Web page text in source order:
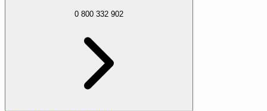
0 800 332 902